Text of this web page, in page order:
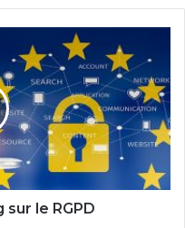
le RGPD